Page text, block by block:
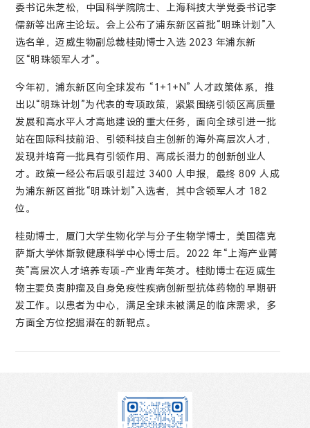
委书记朱芝松，中国科学院院士、上海科技大学党委书记李
儒新等出席主论坛。会上公布了浦东新区首批“明珠计划”入
选名单，迈威生物副总裁桂勋博士入选 2023 年浦东新
区“明珠领军人才”。
今年初，浦东新区向全球发布 “1+1+N” 人才政策体系，推
出以“明珠计划”为代表的专项政策，紧紧围绕引领区高质量
发展和高水平人才高地建设的重大任务，面向全球引进一批
站在国际科技前沿、引领科技自主创新的海外高层次人才，
发现并培育一批具有引领作用、高成长潜力的创新创业人
才。政策一经公布后吸引超过 3400 人申报，最终 809 人成
为浦东新区首批“明珠计划”入选者，其中含领军人才 182
位。
桂勋博士，厦门大学生物化学与分子生物学博士，美国德克
萨斯大学休斯敦健康科学中心博士后。2022 年“上海产业菁
英”高层次人才培养专项-产业青年英才。桂勋博士在迈威生
物主要负责肿瘤及自身免疫性疾病创新型抗体药物的早期研
发工作。以患者为中心，满足全球未被满足的临床需求，多
方面全方位挖掘潜在的新靶点。